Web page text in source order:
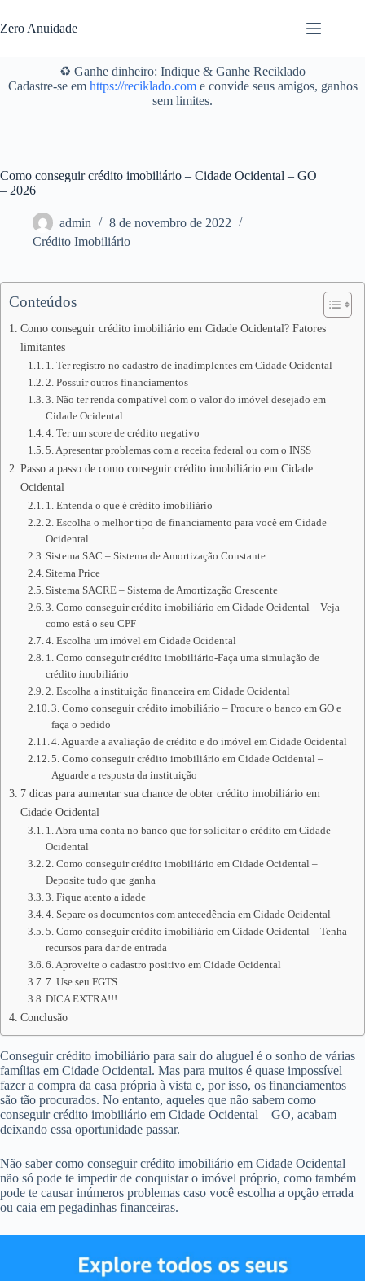
para
o
Zero Anuidade
♻️ Ganhe dinheiro: Indique & Ganhe Reciklado
Cadastre-se em https://reciklado.come convide seus amigos, ganhos
sem limites.
Como conseguir crédito imobiliário – Cidade Ocidental – GO
– 2026
admin
8 de novembro de 2022
Crédito Imobiliário
Conteúdos
Como conseguir crédito imobiliário em Cidade Ocidental? Fatores
limitantes
1. Ter registro no cadastro de inadimplentes em Cidade Ocidental
2. Possuir outros financiamentos
3. Não ter renda compatível com o valor do imóvel desejado em
Cidade Ocidental
4. Ter um score de crédito negativo
5. Apresentar problemas com a receita federal ou com o INSS
Passo a passo de como conseguir crédito imobiliário em Cidade
Ocidental
1. Entenda o que é crédito imobiliário
2. Escolha o melhor tipo de financiamento para você em Cidade
Ocidental
Sistema SAC – Sistema de Amortização Constante
Sitema Price
Sistema SACRE – Sistema de Amortização Crescente
3. Como conseguir crédito imobiliário em Cidade Ocidental – Veja
como está o seu CPF
4. Escolha um imóvel em Cidade Ocidental
1. Como conseguir crédito imobiliário-Faça uma simulação de
crédito imobiliário
2. Escolha a instituição financeira em Cidade Ocidental
3. Como conseguir crédito imobiliário – Procure o banco em GO e
faça o pedido
4. Aguarde a avaliação de crédito e do imóvel em Cidade Ocidental
5. Como conseguir crédito imobiliário em Cidade Ocidental –
Aguarde a resposta da instituição
7 dicas para aumentar sua chance de obter crédito imobiliário em
Cidade Ocidental
1. Abra uma conta no banco que for solicitar o crédito em Cidade
Ocidental
2. Como conseguir crédito imobiliário em Cidade Ocidental –
Deposite tudo que ganha
3. Fique atento a idade
4. Separe os documentos com antecedência em Cidade Ocidental
5. Como conseguir crédito imobiliário em Cidade Ocidental – Tenha
recursos para dar de entrada
6. Aproveite o cadastro positivo em Cidade Ocidental
7. Use seu FGTS
DICA EXTRA!!!
Conclusão
Conseguir crédito imobiliário para sair do aluguel é o sonho de várias
famílias em Cidade Ocidental. Mas para muitos é quase impossível
fazer a compra da casa própria à vista e, por isso, os financiamentos
são tão procurados. No entanto, aqueles que não sabem como
conseguir crédito imobiliário em Cidade Ocidental – GO, acabam
deixando essa oportunidade passar.
Não saber como conseguir crédito imobiliário em Cidade Ocidental
não só pode te impedir de conquistar o imóvel próprio, como também
pode te causar inúmeros problemas caso você escolha a opção errada
ou caia em pegadinhas financeiras.